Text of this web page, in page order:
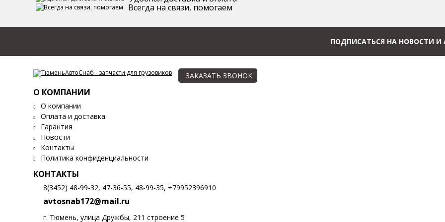
Всегда на связи, помогаем
ПОДПИСАТЬСЯ НА НОВОСТИ И
ЗАКАЗАТЬ ЗВОНОК
О КОМПАНИИ
О компании
Оплата и доставка
Гарантия
Новости
Контакты
Политика конфиденциальности
КОНТАКТЫ
8(3452) 48-99-32, 47-36-55, 48-99-35, +79952396910
avtosnab172@mail.ru
г. Тюмень, улица Дружбы, 211 строение 5